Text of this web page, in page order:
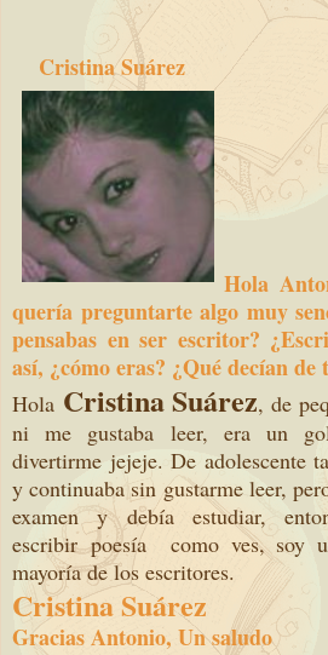
Cristina Suárez
Hola
quería preguntarte algo muy
pensabas en ser escritor?
así, ¿cómo eras? ¿Qué decían
Hola Cristina Suárez, de
ni me gustaba leer, era un
divertirme jejeje. De adolescente
y continuaba sin gustarme leer,
examen y debía estudiar,
escribir poesía como ves, soy
mayoría de los escritores.
Cristina Suárez
Gracias Antonio, Un saludo